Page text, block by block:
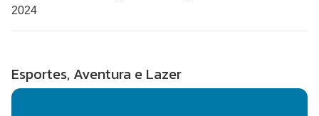
2024
Esportes, Aventura e Lazer